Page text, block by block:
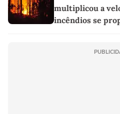
multiplicou a
incêndios se